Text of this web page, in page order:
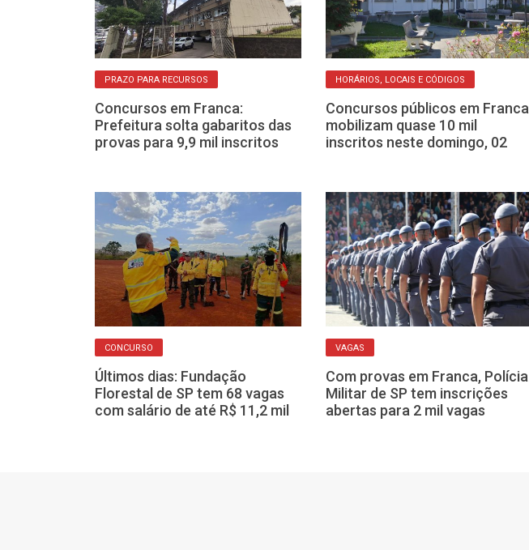
PRAZO PARA RECURSOS
Concursos em Franca:
Prefeitura solta gabaritos das
provas para 9,9 mil inscritos
HORÁRIOS, LOCAIS E CÓDIGOS
Concursos públicos em Franca
mobilizam quase 10 mil
inscritos neste domingo, 02
CONCURSO
Últimos dias: Fundação
Florestal de SP tem 68 vagas
com salário de até R$ 11,2 mil
VAGAS
Com provas em Franca, Polícia
Militar de SP tem inscrições
abertas para 2 mil vagas